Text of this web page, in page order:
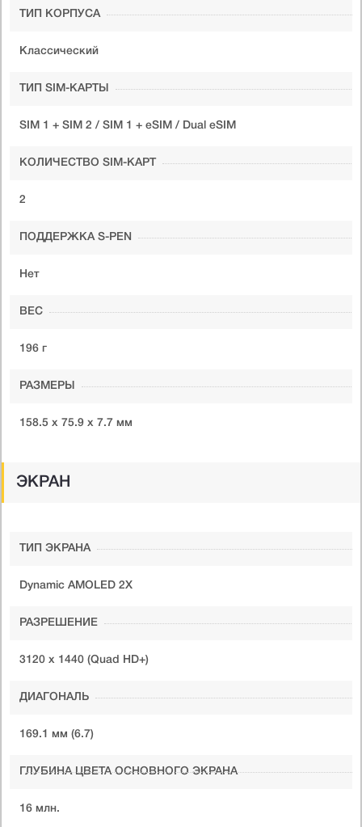
ТИП КОРПУСА
Классический
ТИП SIM-КАРТЫ
SIM 1 + SIM 2 / SIM 1 + eSIM / Dual eSIM
КОЛИЧЕСТВО SIM-КАРТ
2
ПОДДЕРЖКА S-PEN
Нет
ВЕС
196 г
РАЗМЕРЫ
158.5 x 75.9 x 7.7 мм
ЭКРАН
ТИП ЭКРАНА
Dynamic AMOLED 2X
РАЗРЕШЕНИЕ
3120 x 1440 (Quad HD+)
ДИАГОНАЛЬ
169.1 мм (6.7)
ГЛУБИНА ЦВЕТА ОСНОВНОГО ЭКРАНА
16 млн.